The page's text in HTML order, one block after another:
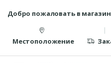
содержанию
Добро пожаловать в
Местоположение